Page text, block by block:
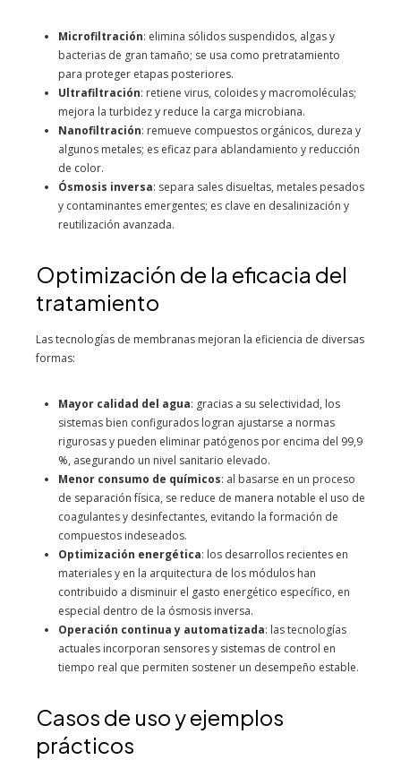
Microfiltración: elimina sólidos suspendidos, algas y
bacterias de gran tamaño; se usa como pretratamiento
para proteger etapas posteriores.
Ultrafiltración: retiene virus, coloides y macromoléculas;
mejora la turbidez y reduce la carga microbiana.
Nanofiltración: remueve compuestos orgánicos, dureza y
algunos metales; es eficaz para ablandamiento y reducción
de color.
Ósmosis inversa: separa sales disueltas, metales pesados
y contaminantes emergentes; es clave en desalinización y
reutilización avanzada.
Optimización de la eficacia del
tratamiento
Las tecnologías de membranas mejoran la eficiencia de diversas
formas:
Mayor calidad del agua: gracias a su selectividad, los
sistemas bien configurados logran ajustarse a normas
rigurosas y pueden eliminar patógenos por encima del 99,9
%, asegurando un nivel sanitario elevado.
Menor consumo de químicos: al basarse en un proceso
de separación física, se reduce de manera notable el uso de
coagulantes y desinfectantes, evitando la formación de
compuestos indeseados.
Optimización energética: los desarrollos recientes en
materiales y en la arquitectura de los módulos han
contribuido a disminuir el gasto energético específico, en
especial dentro de la ósmosis inversa.
Operación continua y automatizada: las tecnologías
actuales incorporan sensores y sistemas de control en
tiempo real que permiten sostener un desempeño estable.
Casos de uso y ejemplos
prácticos